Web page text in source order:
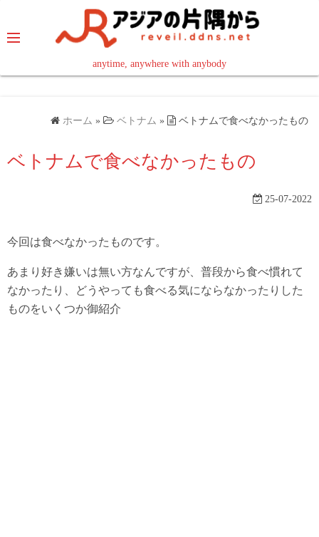
テ
anytime, anywhere with anybody
read in your language
ホーム » ベトナム » ベトナムで食べなかったもの
ベトナムで食べなかったもの
25-07-2022
今回は食べなかったものです。
あまり好き嫌いは無い方なんですが、普段から食べ慣れて
なかったり、どうやっても食べる気にならなかったりした
ものをいくつか御紹介